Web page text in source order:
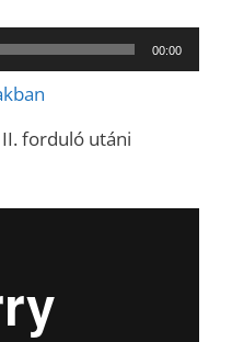
00:00
forduló utáni